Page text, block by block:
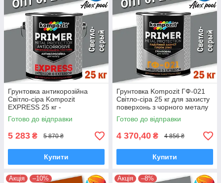
Грунтовка антикорозійна
Світло-сіра Kompozit
EXPRESS 25 кг -
Швидковисихаюча уретан-
алкідна
Готово до відправки
5 283 ₴ 5 870 ₴
Купити
Грунтовка Kompozit ГФ-021
Світло-сіра 25 кг для захисту
поверхонь з чорного металу
Готово до відправки
4 370,40 ₴ 4 856 ₴
Купити
Акція –10% Акція –8%